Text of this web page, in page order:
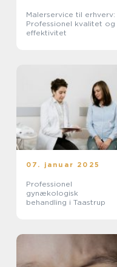
Malerservice til erhverv:
Professionel kvalitet og
effektivitet
07. januar 2025
Professionel
gynækologisk
behandling i Taastrup